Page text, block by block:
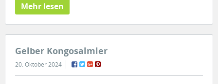
Mehr lesen
Gelber Kongosalmler
20. Oktober 2024